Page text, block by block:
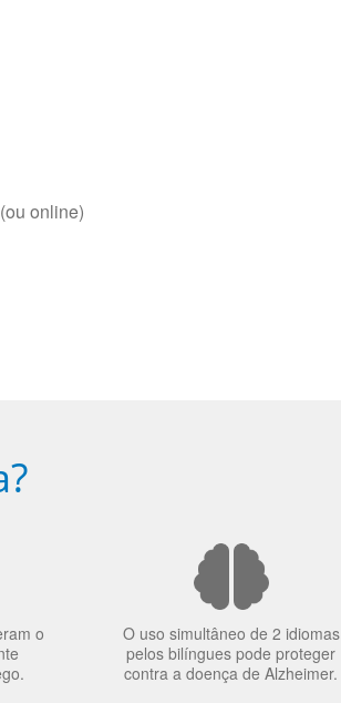
online)
o
O uso simultâneo de 2 idiomas
pelos bilíngues pode proteger
contra a doença de Alzheimer.